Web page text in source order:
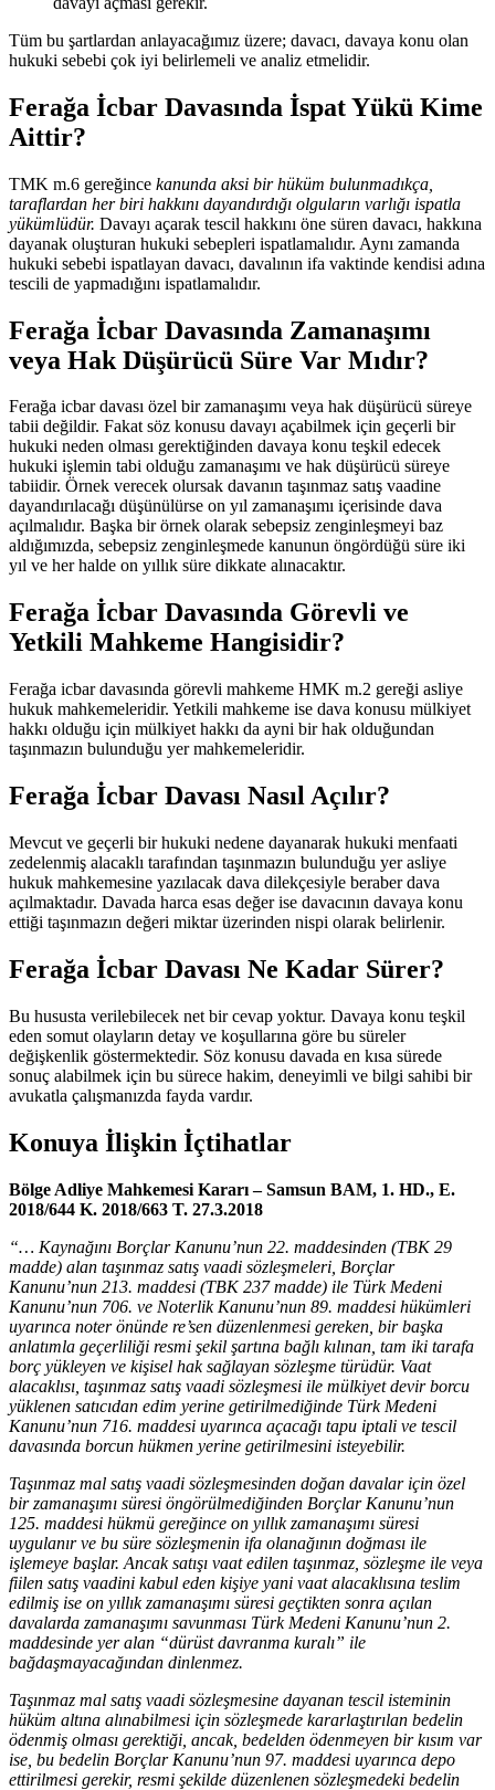
Tüm bu şartlardan anlayacağımız üzere; davacı, davaya konu olan
hukuki sebebi çok iyi belirlemeli ve analiz etmelidir.
Ferağa İcbar Davasında İspat Yükü Kime
Aittir?
TMK m.6 gereğince kanunda aksi bir hüküm bulunmadıkça,
taraflardan her biri hakkını dayandırdığı olguların varlığı ispatla
yükümlüdür. Davayı açarak tescil hakkını öne süren davacı, hakkına
dayanak oluşturan hukuki sebepleri ispatlamalıdır. Aynı zamanda
hukuki sebebi ispatlayan davacı, davalının ifa vaktinde kendisi adına
tescili de yapmadığını ispatlamalıdır.
Ferağa İcbar Davasında Zamanaşımı
veya Hak Düşürücü Süre Var Mıdır?
Ferağa icbar davası özel bir zamanaşımı veya hak düşürücü süreye
tabii değildir. Fakat söz konusu davayı açabilmek için geçerli bir
hukuki neden olması gerektiğinden davaya konu teşkil edecek
hukuki işlemin tabi olduğu zamanaşımı ve hak düşürücü süreye
tabiidir. Örnek verecek olursak davanın taşınmaz satış vaadine
dayandırılacağı düşünülürse on yıl zamanaşımı içerisinde dava
açılmalıdır. Başka bir örnek olarak sebepsiz zenginleşmeyi baz
aldığımızda, sebepsiz zenginleşmede kanunun öngördüğü süre iki
yıl ve her halde on yıllık süre dikkate alınacaktır.
Ferağa İcbar Davasında Görevli ve
Yetkili Mahkeme Hangisidir?
Ferağa icbar davasında görevli mahkeme HMK m.2 gereği asliye
hukuk mahkemeleridir. Yetkili mahkeme ise dava konusu mülkiyet
hakkı olduğu için mülkiyet hakkı da ayni bir hak olduğundan
taşınmazın bulunduğu yer mahkemeleridir.
Ferağa İcbar Davası Nasıl Açılır?
Mevcut ve geçerli bir hukuki nedene dayanarak hukuki menfaati
zedelenmiş alacaklı tarafından taşınmazın bulunduğu yer asliye
hukuk mahkemesine yazılacak dava dilekçesiyle beraber dava
açılmaktadır. Davada harca esas değer ise davacının davaya konu
ettiği taşınmazın değeri miktar üzerinden nispi olarak belirlenir.
Ferağa İcbar Davası Ne Kadar Sürer?
Bu hususta verilebilecek net bir cevap yoktur. Davaya konu teşkil
eden somut olayların detay ve koşullarına göre bu süreler
değişkenlik göstermektedir. Söz konusu davada en kısa sürede
sonuç alabilmek için bu sürece hakim, deneyimli ve bilgi sahibi bir
avukatla çalışmanızda fayda vardır.
Konuya İlişkin İçtihatlar
Bölge Adliye Mahkemesi Kararı – Samsun BAM, 1. HD., E.
2018/644 K. 2018/663 T. 27.3.2018
“… Kaynağını Borçlar Kanunu’nun 22. maddesinden (TBK 29
madde) alan taşınmaz satış vaadi sözleşmeleri, Borçlar
Kanunu’nun 213. maddesi (TBK 237 madde) ile Türk Medeni
Kanunu’nun 706. ve Noterlik Kanunu’nun 89. maddesi hükümleri
uyarınca noter önünde re’sen düzenlenmesi gereken, bir başka
anlatımla geçerliliği resmi şekil şartına bağlı kılınan, tam iki tarafa
borç yükleyen ve kişisel hak sağlayan sözleşme türüdür. Vaat
alacaklısı, taşınmaz satış vaadi sözleşmesi ile mülkiyet devir borcu
yüklenen satıcıdan edim yerine getirilmediğinde Türk Medeni
Kanunu’nun 716. maddesi uyarınca açacağı tapu iptali ve tescil
davasında borcun hükmen yerine getirilmesini isteyebilir.
Taşınmaz mal satış vaadi sözleşmesinden doğan davalar için özel
bir zamanaşımı süresi öngörülmediğinden Borçlar Kanunu’nun
125. maddesi hükmü gereğince on yıllık zamanaşımı süresi
uygulanır ve bu süre sözleşmenin ifa olanağının doğması ile
işlemeye başlar. Ancak satışı vaat edilen taşınmaz, sözleşme ile veya
fiilen satış vaadini kabul eden kişiye yani vaat alacaklısına teslim
edilmiş ise on yıllık zamanaşımı süresi geçtikten sonra açılan
davalarda zamanaşımı savunması Türk Medeni Kanunu’nun 2.
maddesinde yer alan “dürüst davranma kuralı” ile
bağdaşmayacağından dinlenmez.
Taşınmaz mal satış vaadi sözleşmesine dayanan tescil isteminin
hüküm altına alınabilmesi için sözleşmede kararlaştırılan bedelin
ödenmiş olması gerektiği, ancak, bedelden ödenmeyen bir kısım var
ise, bu bedelin Borçlar Kanunu’nun 97. maddesi uyarınca depo
ettirilmesi gerekir, resmi şekilde düzenlenen sözleşmedeki bedelin